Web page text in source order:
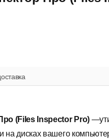
(Files Inspector Pro)
дисках вашего